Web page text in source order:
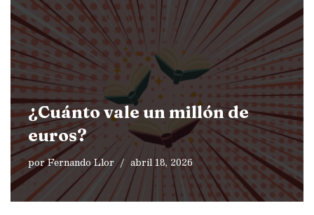
¿Cuánto vale un millón de
euros?
porFernando Llor abril 18, 2026